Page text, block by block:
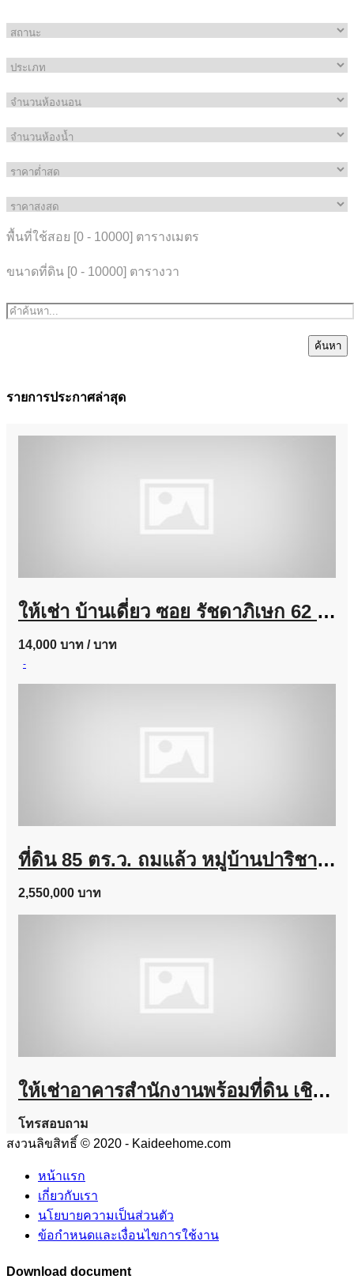
พื้นที่ใช้สอย [0 - 10000] ตารางเมตร
ขนาดที่ดิน [0 - 10000] ตารางวา
ค้นหา
รายการประกาศล่าสุด
ให้เช่า บ้านเดี่ยว ซอย รัชดาภิเษก 62 แยกประชานุกูล ประชาชื่น
14,000 บาท / บาท
-
ที่ดิน 85 ตร.ว. ถมแล้ว หมู่บ้านปาริชาติ แปลงมุม ขายถูก ราคาต่ำกว่าประเมิน
2,550,000 บาท
ให้เช่าอาคารสำนักงานพร้อมที่ดิน เชิงทะเล ภูเก็ต 38.4 ตร.ว. ทำเลติดถนนใหญ่ โทร 095-268-6161
โทรสอบถาม
สงวนลิขสิทธิ์ © 2020 - Kaideehome.com
หน้าแรก
เกี่ยวกับเรา
นโยบายความเป็นส่วนตัว
ข้อกำหนดและเงื่อนไขการใช้งาน
Download document